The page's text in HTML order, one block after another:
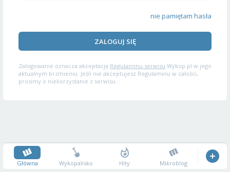
nie pamiętam hasła
ZALOGUJ SIĘ
Zalogowanie oznacza akceptację Regulaminu serwisu Wykop.pl w jego
aktualnym brzmieniu. Jeśli nie akceptujesz Regulaminu w całości,
prosimy o niekorzystanie z serwisu.
Główna Wykopalisko Hity Mikroblog